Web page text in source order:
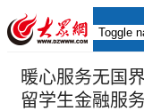
Toggle
暖心服务无国
留学生金融服务